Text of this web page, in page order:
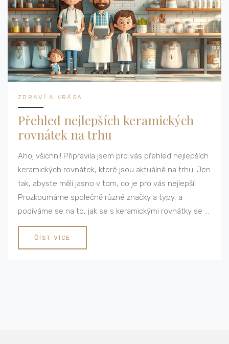
ZDRAVÍ A KRÁSA
Přehled nejlepších keramických
rovnátek na trhu
Ahoj všichni! Připravila jsem pro vás přehled nejlepších
keramických rovnátek, které jsou aktuálně na trhu. Jen
tak, abyste měli jasno v tom, co je pro vás nejlepší!
Prozkoumáme společně různé značky a typy, a
podíváme se na to, jak se s keramickými rovnátky se o
zuby pečuje. Tak pojďte se mnou na tuhle cestu plnou
úsměvů!ČÍST VÍCE